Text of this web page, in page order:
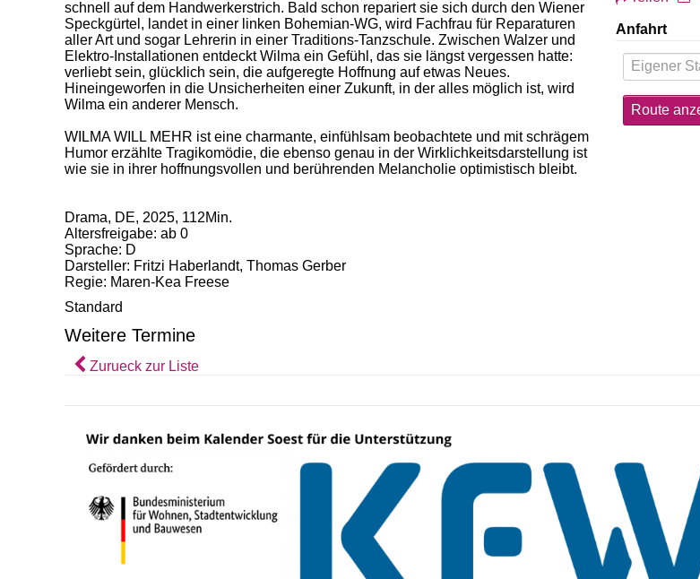
schnell auf dem Handwerkerstrich. Bald schon repariert sie sich durch den Wiener
Speckgürtel, landet in einer linken Bohemian-WG, wird Fachfrau für Reparaturen
aller Art und sogar Lehrerin in einer Traditions-Tanzschule. Zwischen Walzer und
Elektro-Installationen entdeckt Wilma ein Gefühl, das sie längst vergessen hatte:
verliebt sein, glücklich sein, die aufgeregte Hoffnung auf etwas Neues.
Hineingeworfen in die Unsicherheiten einer Zukunft, in der alles möglich ist, wird
Wilma ein anderer Mensch.
WILMA WILL MEHR ist eine charmante, einfühlsam beobachtete und mit schrägem
Humor erzählte Tragikomödie, die ebenso genau in der Wirklichkeitsdarstellung ist
wie sie in ihrer hoffnungsvollen und berührenden Melancholie optimistisch bleibt.
Drama, DE, 2025, 112Min.
Altersfreigabe: ab 0
Sprache: D
Darsteller: Fritzi Haberlandt, Thomas Gerber
Regie: Maren-Kea Freese
Standard
Weitere Termine
Anfahrt
Zurueck zur Liste